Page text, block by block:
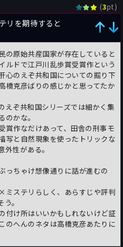
(3pt)
リを期待すると
の原始共産国家が存在していると
ドで江戸川乱歩賞受賞作という
心のえぞ共和国についての掘り下
橋克彦ばりの感じかと思ってたか
えぞ共和国シリーズでは細かく集
かな。
賞作なだけあって、田舎の刑事モ
写と自然現象を使ったトリックな
性がある。
っちゃけ想像通りに話が進むの
ミステリらしく、あらすじや評判
。
け所はいいかもしれないけど証
のへんのネタは高橋克彦あたりに